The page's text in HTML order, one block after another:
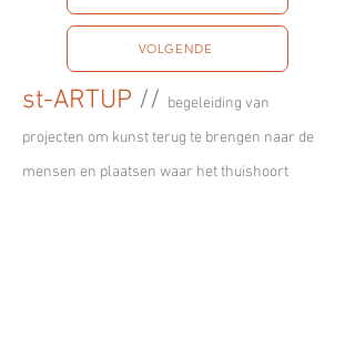
VOLGENDE
st-ARTUP // begeleiding van
projecten om kunst terug te brengen naar de
mensen en plaatsen waar het thuishoort